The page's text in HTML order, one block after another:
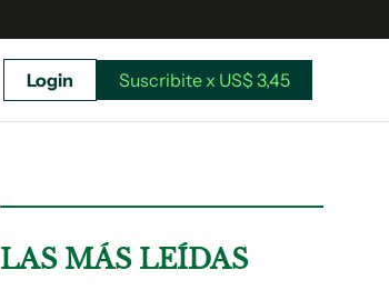
Login Suscribite x US$ 3,45
LAS MÁS LEÍDAS